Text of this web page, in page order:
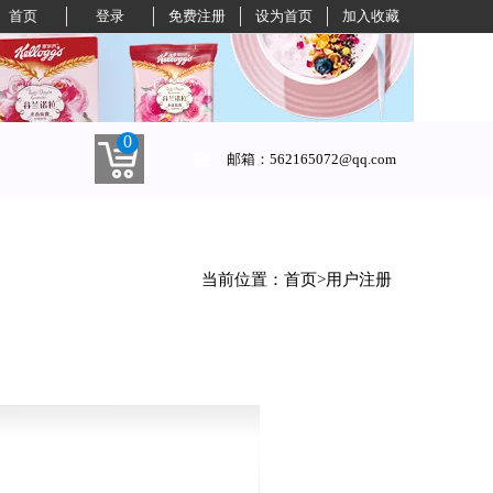
加入收藏
设为首页
免费注册
登录
首页
0
邮箱：562165072@qq.com
当前位置：首页>用户注册